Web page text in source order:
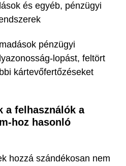
és egyéb, pénzügyi
pénzügyi
lopást, feltört
kártevőfertőzéseket
a felhasználók a
hoz hasonló
hozzá szándékosan nem